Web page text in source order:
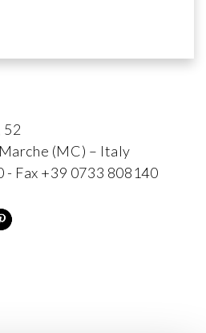
52
(MC) – Italy
- Fax +39 0733 808140